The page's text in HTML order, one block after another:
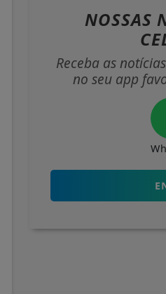
NOSSAS
Receba as
no seu app